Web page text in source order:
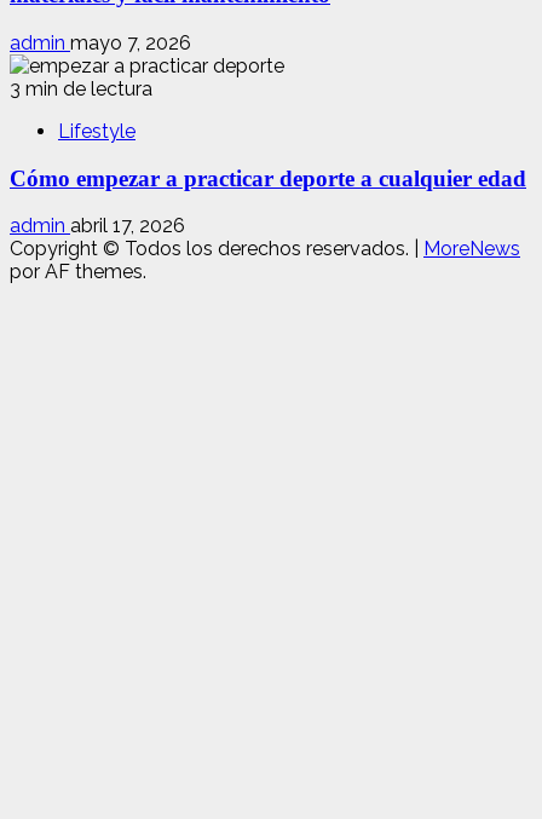
admin mayo 7, 2026
3 min de lectura
Lifestyle
Cómo empezar a practicar deporte a cualquier edad
admin abril 17, 2026
Copyright © Todos los derechos reservados.
MoreNews
por AF themes.